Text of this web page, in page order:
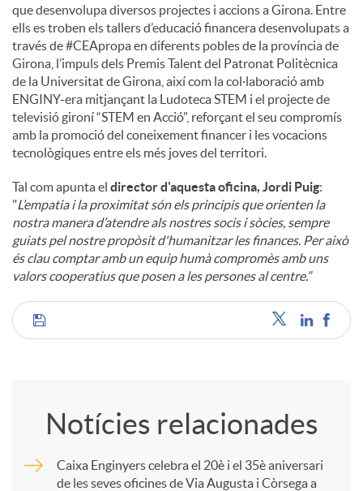
que desenvolupa diversos projectes i accions a Girona. Entre
ells es troben els tallers d’educació financera desenvolupats a
través de #CEApropa en diferents pobles de la província de
Girona, l’impuls dels Premis Talent del Patronat Politècnica
de la Universitat de Girona, així com la col·laboració amb
ENGINY-era mitjançant la Ludoteca STEM i el projecte de
televisió gironí “STEM en Acció”, reforçant el seu compromís
amb la promoció del coneixement financer i les vocacions
tecnològiques entre els més joves del territori.
Tal com apunta el director d'aquesta oficina, Jordi Puig:
"L’empatia i la proximitat són els principis que orienten la
nostra manera d’atendre als nostres socis i sòcies, sempre
guiats pel nostre propòsit d'humanitzar les finances. Per això
és clau comptar amb un equip humà compromès amb uns
valors cooperatius que posen a les persones al centre.”
C
Notícies relacionades
Caixa Enginyers celebra el 20è i el 35è aniversari
de les seves oficines de Via Augusta i Còrsega a